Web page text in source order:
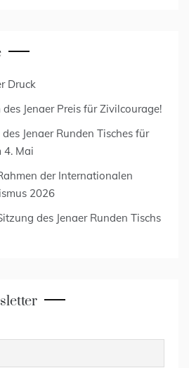
Druck
Jenaer Preis für Zivilcourage!
Jenaer Runden Tisches für
4. Mai
der Internationalen
2026
des Jenaer Runden Tischs